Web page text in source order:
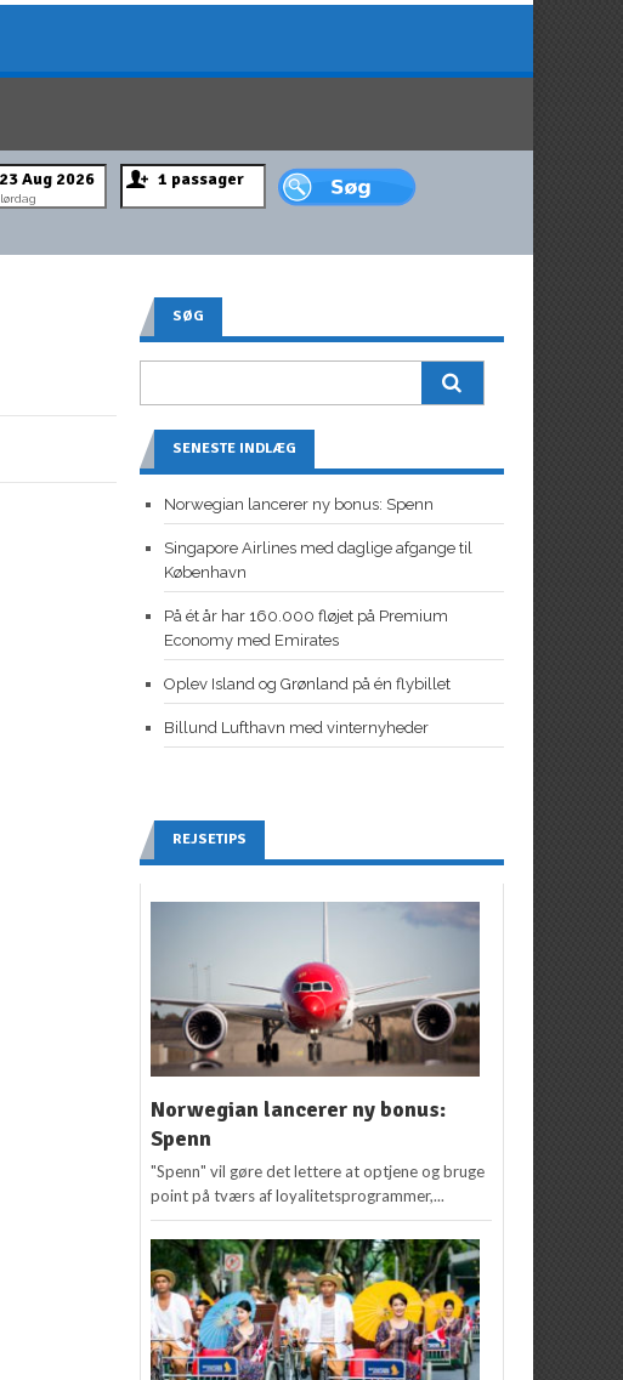
lørdag
SØG
SENESTE INDLÆG
Norwegian lancerer ny bonus: Spenn
Singapore Airlines med daglige afgange til
København
På ét år har 160.000 fløjet på Premium
Economy med Emirates
Oplev Island og Grønland på én flybillet
Billund Lufthavn med vinternyheder
REJSETIPS
Norwegian lancerer ny bonus:
Spenn
"Spenn" vil gøre det lettere at optjene og bruge
point på tværs af loyalitetsprogrammer,...